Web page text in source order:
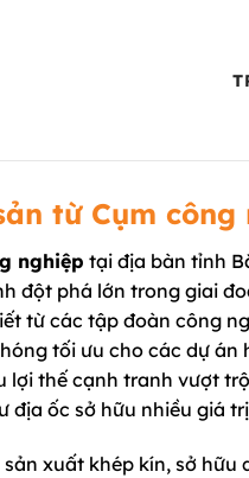
từ Cụm
nghiệp tại địa bàn tỉnh
đột phá lớn trong giai
từ các tập đoàn công
tối ưu cho các dự
lợi thế cạnh tranh vượt
địa ốc sở hữu nhiều giá
xuất khép kín, sở